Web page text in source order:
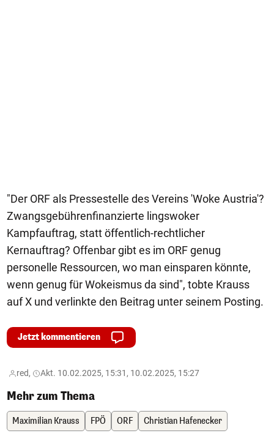
"Der ORF als Pressestelle des Vereins 'Woke Austria'?
Zwangsgebührenfinanzierte lingswoker
Kampfauftrag, statt öffentlich-rechtlicher
Kernauftrag? Offenbar gibt es im ORF genug
personelle Ressourcen, wo man einsparen könnte,
wenn genug für Wokeismus da sind", tobte Krauss
auf X und verlinkte den Beitrag unter seinem Posting.
Jetzt kommentieren
red, Akt. 10.02.2025, 15:31, 10.02.2025, 15:27
Mehr zum Thema
Maximilian Krauss FPÖ ORF Christian Hafenecker